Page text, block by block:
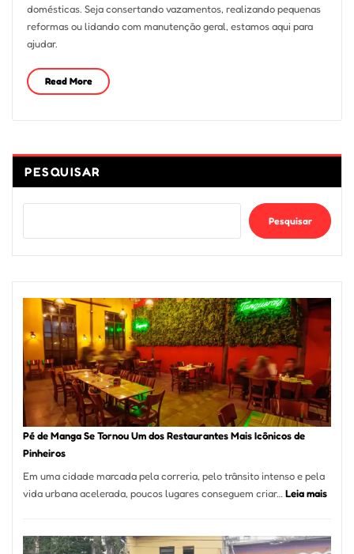
domésticas. Seja consertando vazamentos, realizando pequenas
reformas ou lidando com manutenção geral, estamos aqui para
ajudar.
Read More
PESQUISAR
Pesquisar
Pé de Manga Se Tornou Um dos Restaurantes Mais Icônicos de
Pinheiros
Em uma cidade marcada pela correria, pelo trânsito intenso e pela
vida urbana acelerada, poucos lugares conseguem criar… Leia mais: